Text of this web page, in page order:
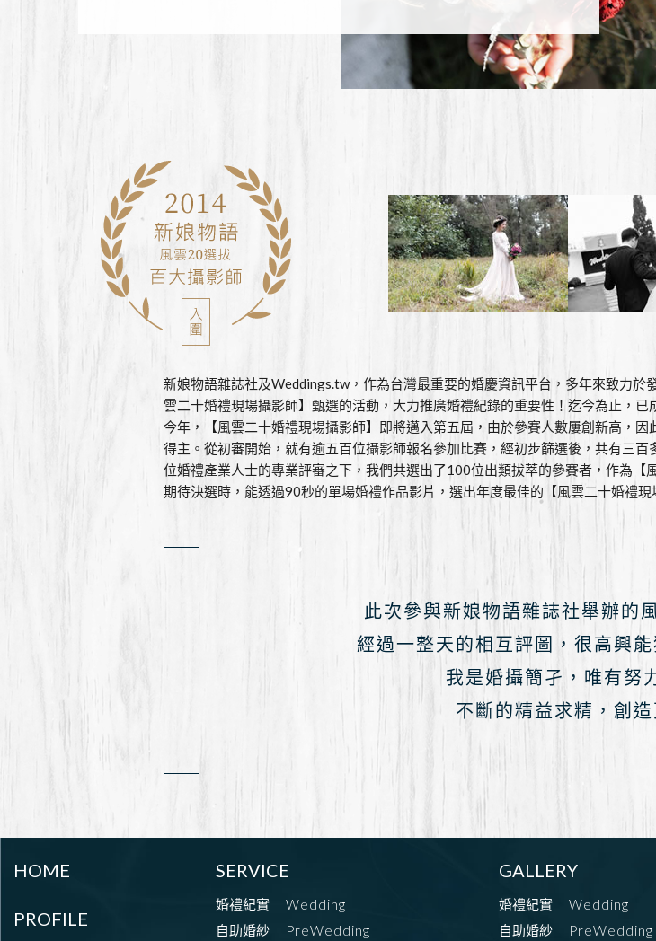
新娘物語雜誌社及Weddings.tw，作為台灣最重要的婚慶資訊平台，多年來致力
雲二十婚禮現場攝影師】甄選的活動，大力推廣婚禮紀錄的重要性！迄今為止，已
今年，【風雲二十婚禮現場攝影師】即將邁入第五屆，由於參賽人數屢創新高，
得主。從初審開始，就有逾五百位攝影師報名參加比賽，經初步篩選後，共有三
位婚禮產業人士的專業評審之下，我們共選出了100位出類拔萃的參賽者，作為
期待決選時，能透過90秒的單場婚禮作品影片，選出年度最佳的【風雲二十婚禮現
此次參與新娘物語雜誌社舉辦的
經過一整天的相互評圖，很高興
我是婚攝簡孑，唯有努
不斷的精益求精，創
HOME
PROFILE
SERVICE
婚禮紀實
Wedding
自助婚紗
PreWedding
GALLERY
婚禮紀實
Wedding
自助婚紗
PreWedding